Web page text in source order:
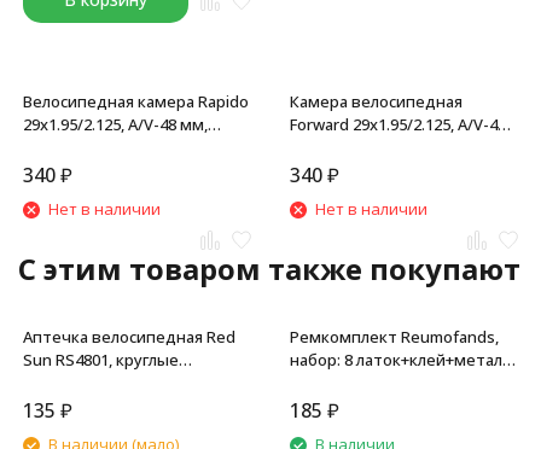
Велосипедная камера Rapido
29x1.95/2.125, A/V-48 мм,
резина
340₽
Нет в наличии
Камера велосипедная
Forward 29x1.95/2.125, A/V-48
упаковке
340₽
Нет в наличии
C этим товаром также покупают
Аптечка велосипедная Red
Sun RS4801, круглые
135 ₽
В наличии (мало)
Ремкомплект Reumofands,
набор: 8 латок+клей+метал.
камеры+2 монтировки,
185 ₽
В наличии